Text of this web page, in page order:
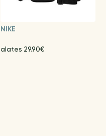
NIKE
alates 29.90€